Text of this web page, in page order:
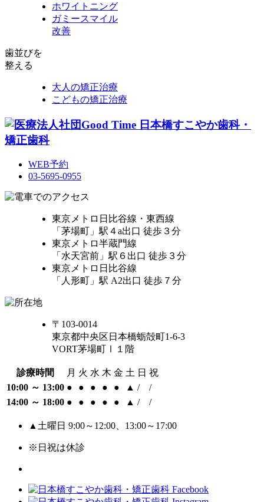
ホワイトニング
ガミースマイル
改善
歯並びを
整える
大人の矯正治療
こどもの矯正治療
WEB予約
03-5695-0955
東京メトロ日比谷線・東西線
「茅場町」駅４a出口 徒歩３分
東京メトロ半蔵門線
「水天宮前」駅６出口 徒歩３分
東京メトロ日比谷線
「人形町」駅 A2出口 徒歩７分
〒103-0014
東京都中央区日本橋蛎殻町1-6-3
VORT茅場町Ⅰ１階
診療時間 月 火 水 木 金 土 日 祝
10:00 ～ 13:00 ● ● ● ● ● ▲ /
/
14:00 ～ 18:00 ● ● ● ● ● ▲ / /
▲土曜日 9:00～12:00、13:00～17:00
※日祝は休診